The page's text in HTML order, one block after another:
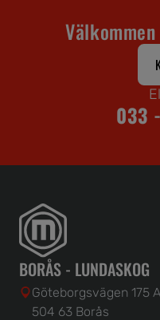
033
BORÅS - LUNDASKOG
Göteborgsvägen 175
504 63 Borås